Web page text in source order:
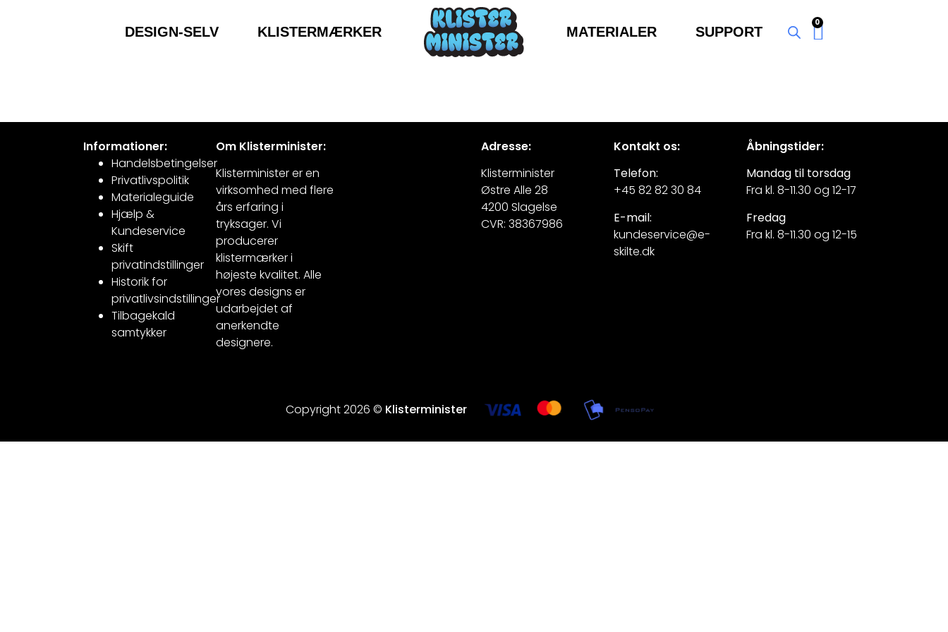
DESIGN-SELV KLISTERMÆRKER MATERIALER SUPPORT
0
Informationer:
Handelsbetingelser
Privatlivspolitik
Materialeguide
Hjælp &
Kundeservice
Skift
privatindstillinger
Historik for
privatlivsindstillinger
Tilbagekald
samtykker
Om Klisterminister:
Klisterminister er en
virksomhed med flere
års erfaring i
tryksager. Vi
producerer
klistermærker i
højeste kvalitet. Alle
vores designs er
udarbejdet af
anerkendte
designere.
Adresse:
Klisterminister
Østre Alle 28
4200 Slagelse
CVR: 38367986
Kontakt os:
Telefon:
+45 82 82 30 84
E-mail:
kundeservice@e-
skilte.dk
Åbningstider:
Mandag til torsdag
Fra kl. 8-11.30 og 12-17
Fredag
Fra kl. 8-11.30 og 12-15
Copyright 2026 © Klisterminister